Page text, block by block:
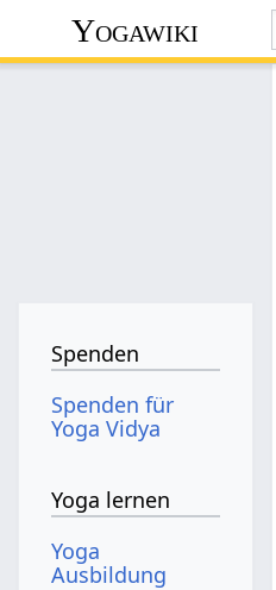
Yogawiki
Spenden
Spenden für
Yoga Vidya
Yoga lernen
Yoga
Ausbildung